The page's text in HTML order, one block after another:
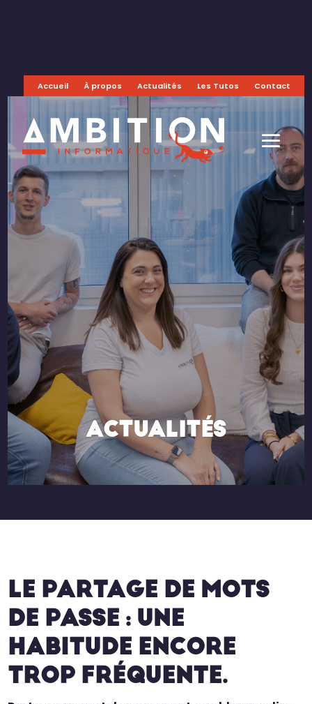
Accueil À propos Actualités Les Tutos Contact
ACTUALITÉS
LE PARTAGE DE MOTS
DE PASSE : UNE
HABITUDE ENCORE
TROP FRÉQUENTE.